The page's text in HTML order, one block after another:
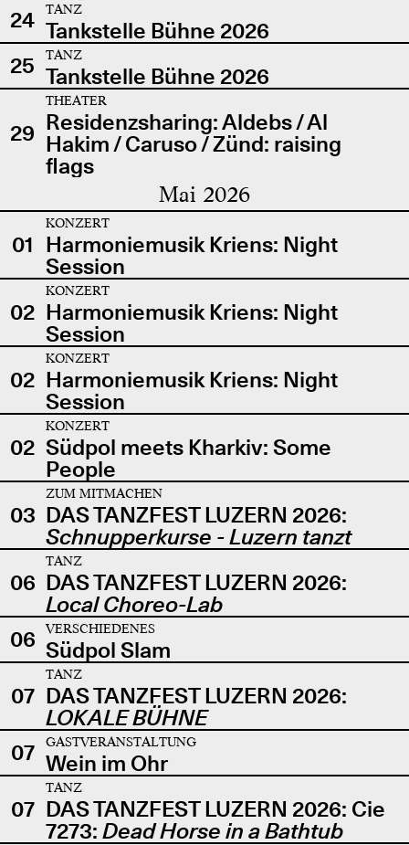
24
TANZ
Tankstelle Bühne 2026
25
TANZ
Tankstelle Bühne 2026
29
THEATER
Residenzsharing: Aldebs / Al
Hakim / Caruso / Zünd: raising
flags
Mai 2026
01
KONZERT
Harmoniemusik Kriens: Night
Session
02
KONZERT
Harmoniemusik Kriens: Night
Session
02
KONZERT
Harmoniemusik Kriens: Night
Session
02
KONZERT
Südpol meets Kharkiv: Some
People
03
ZUM MITMACHEN
DAS TANZFEST LUZERN 2026:
Schnupperkurse - Luzern tanzt
06
TANZ
DAS TANZFEST LUZERN 2026:
Local Choreo-Lab
06
VERSCHIEDENES
Südpol Slam
07
TANZ
DAS TANZFEST LUZERN 2026:
LOKALE BÜHNE
07
GASTVERANSTALTUNG
Wein im Ohr
07
TANZ
DAS TANZFEST LUZERN 2026: Cie
7273: Dead Horse in a Bathtub